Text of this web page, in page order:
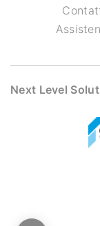
Next Level